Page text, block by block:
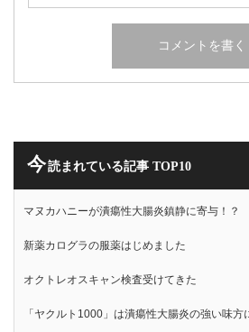
今読まれている記事 TOP10
マヌカハニーが潰瘍性大腸炎鎮静に寄与！？
新薬カログラの服薬はじめました
オクトレオスキャン検査受けてきた
「ヤクルト1000」は潰瘍性大腸炎の強い味方